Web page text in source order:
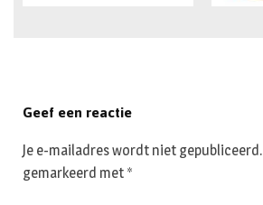
Geef een reactie
Je e-mailadres wordt niet gepubliceerd.
gemarkeerd met *